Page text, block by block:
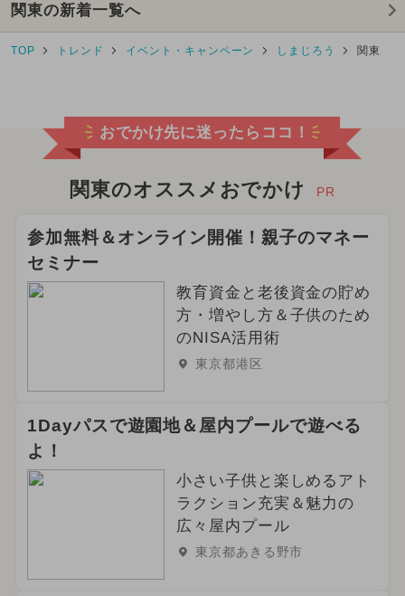
2024年3月のイベント
2024年4月のイベント クリスマス
2024年5月のイベント
2025年3月のイベント ワークショップ
2024年8月のイベント
2024年11月のイベント
2026年3月のイベント
2024年12月のイベント
2026年5月のイベント
2025年9月のイベント
2024年9月のイベント
関東の新着一覧へ
TOP トレンド イベント・キャンペーン しまじろう 関東
おでかけ先に迷ったらココ！
関東のオススメおでかけ PR
参加無料＆オンライン開催！親子のマネー
セミナー
教育資金と老後資金の貯め
方・増やし方＆子供のため
のNISA活用術
東京都港区
1Dayパスで遊園地＆屋内プールで遊べる
よ！
小さい子供と楽しめるアト
ラクション充実＆魅力の
広々屋内プール
東京都あきる野市